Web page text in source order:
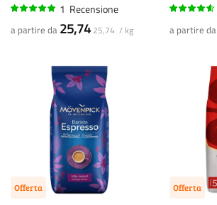
1 Recensione
a partire da 25,74 25,74 / kg a partire da
Offerta Offerta